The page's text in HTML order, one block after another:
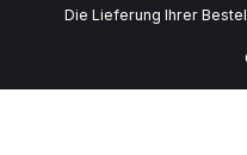
Die Lieferung Ihrer